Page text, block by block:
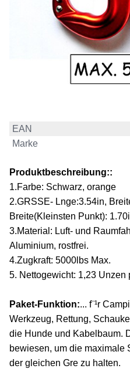
EAN
Marke
Produktbeschreibung::
1.Farbe: Schwarz, orange
2.GRSSE- Lnge:3.54in,
Breite(Kleinsten Punkt):
3.Material: Luft- und
Aluminium, rostfrei.
4.Zugkraft: 5000lbs Max.
5. Nettogewicht: 1,23 Unzen
Paket-Funktion:... f¨¹r
Werkzeug, Rettung,
die Hunde und Kabelbaum.
bewiesen, um die maximale
der gleichen Gre zu halten.